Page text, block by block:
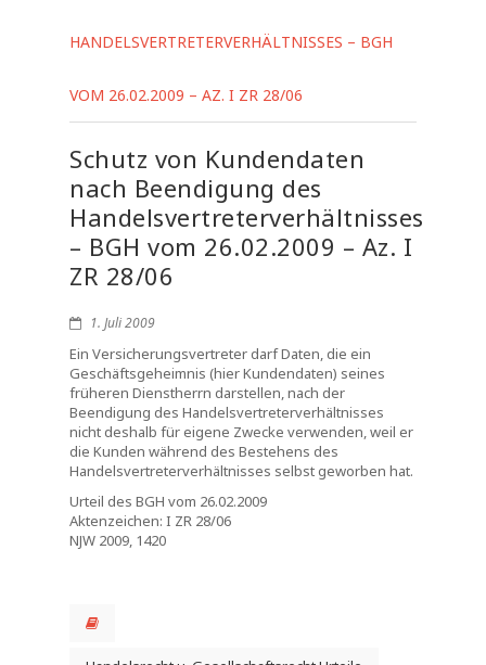
HANDELSVERTRETERVERHÄLTNISSES – BGH
VOM 26.02.2009 – AZ. I ZR 28/06
Schutz von Kundendaten
nach Beendigung des
Handelsvertreterverhältnisses
– BGH vom 26.02.2009 – Az. I
ZR 28/06
1. Juli 2009
Ein Versicherungsvertreter darf Daten, die ein
Geschäftsgeheimnis (hier Kundendaten) seines
früheren Dienstherrn darstellen, nach der
Beendigung des Handelsvertreterverhältnisses
nicht deshalb für eigene Zwecke verwenden, weil er
die Kunden während des Bestehens des
Handelsvertreterverhältnisses selbst geworben hat.
Urteil des BGH vom 26.02.2009
Aktenzeichen: I ZR 28/06
NJW 2009, 1420